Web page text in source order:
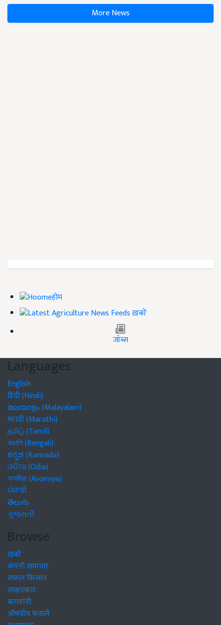
More News
होम
ख़बरें
जॉब्स
Languages
English
हिंदी (Hindi)
മലയാളം (Malayalam)
मराठी (Marathi)
தமிழ் (Tamil)
বাঙালি (Bengali)
ಕನ್ನಡ (Kannada)
ଓଡିଆ (Odia)
অসমীয়া (Asomiya)
ਪੰਜਾਬੀ
తెలుగు
ગુજરાતી
Browse
खबरें
कंपनी समाचार
सफल किसान
साक्षात्कार
बागवानी
औषधीय फसलें